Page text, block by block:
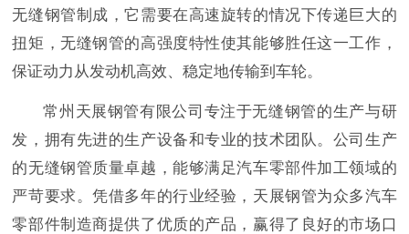
无缝钢管制成，它需要在高速旋转的情况下传递巨大的
扭矩，无缝钢管的高强度特性使其能够胜任这一工作，
保证动力从发动机高效、稳定地传输到车轮。
常州天展钢管有限公司专注于无缝钢管的生产与研
发，拥有先进的生产设备和专业的技术团队。公司生产
的无缝钢管质量卓越，能够满足汽车零部件加工领域的
严苛要求。凭借多年的行业经验，天展钢管为众多汽车
零部件制造商提供了优质的产品，赢得了良好的市场口